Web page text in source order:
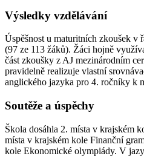
Výsledky vzdělávání
Úspěšnost u maturitních zkoušek v
(97 ze 113 žáků). Žáci hojně
část zkoušky z AJ mezinárodním
pravidelně realizuje vlastní
anglického jazyka pro 4. ročníky k
Soutěže a úspěchy
Škola dosáhla 2. místa v krajském
místa v krajském kole Finanční
kole Ekonomické olympiády. V